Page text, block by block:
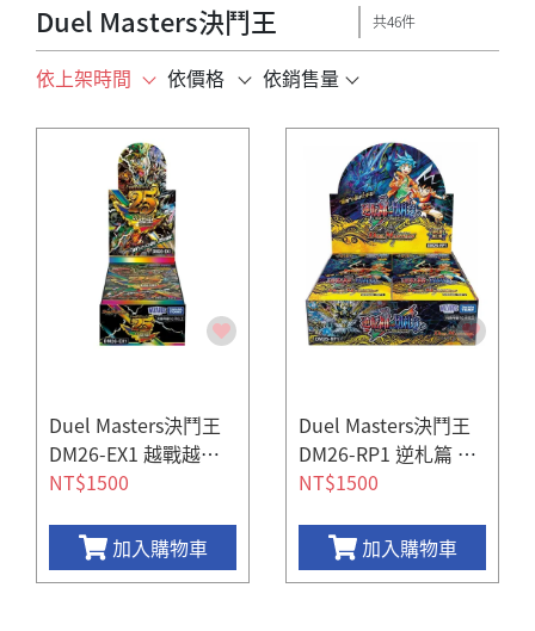
Duel Masters決鬥王 共46件
依上架時間 依價格 依銷售量
Duel Masters決鬥王
DM26-EX1 越戰越強 2
5的援軍 補充包 (一盒
NT$1500
加入購物車
Duel Masters決鬥王
DM26-RP1 逆札篇 第
一彈 逆轉神VS切札龍
NT$1500
加入購物車